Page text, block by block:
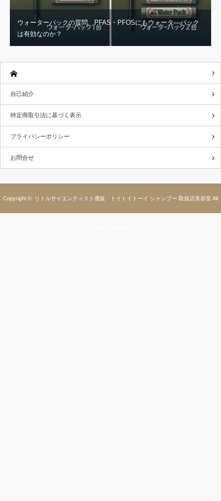
ウォーターパックの質問 PFAS・PFOSにもウォータ―パック
は有効なのか？
自己紹介
特定商取引法に基づく表示
プライバシーポリシー
お問合せ
Copyright © リトルサイエンティスト通販 トイトイトーイ シャンプー 取扱店美容室 All